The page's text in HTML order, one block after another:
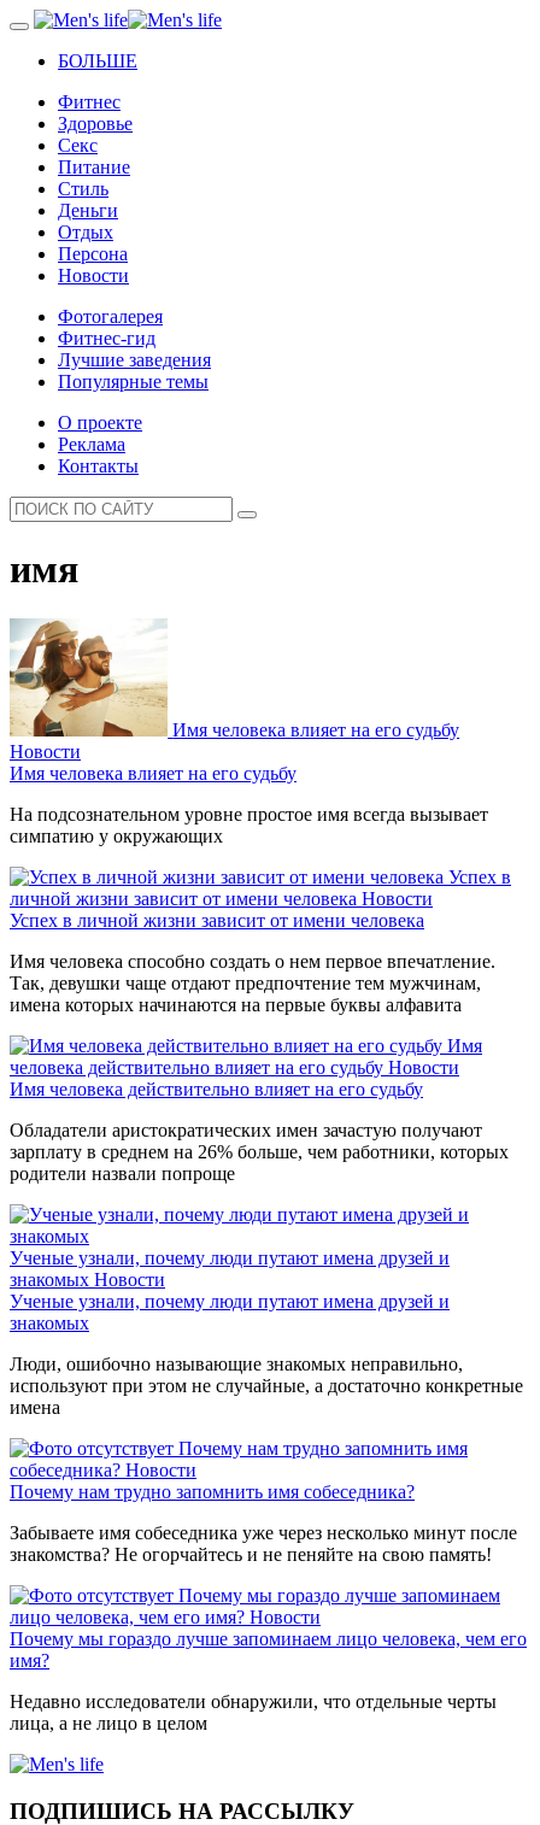
БОЛЬШЕ
Фитнес
Здоровье
Секс
Питание
Стиль
Деньги
Отдых
Персона
Новости
Фотогалерея
Фитнес-гид
Лучшие заведения
Популярные темы
О проекте
Реклама
Контакты
имя
Имя человека влияет на его судьбу
Новости
Имя человека влияет на его судьбу
На подсознательном уровне простое имя всегда вызывает
симпатию у окружающих
Успех в
личной жизни зависит от имени человека Новости
Успех в личной жизни зависит от имени человека
Имя человека способно создать о нем первое впечатление.
Так, девушки чаще отдают предпочтение тем мужчинам,
имена которых начинаются на первые буквы алфавита
Имя
человека действительно влияет на его судьбу Новости
Имя человека действительно влияет на его судьбу
Обладатели аристократических имен зачастую получают
зарплату в среднем на 26% больше, чем работники, которых
родители назвали попроще
Ученые узнали, почему люди путают имена друзей и
знакомых Новости
Ученые узнали, почему люди путают имена друзей и
знакомых
Люди, ошибочно называющие знакомых неправильно,
используют при этом не случайные, а достаточно конкретные
имена
Почему нам трудно запомнить имя
собеседника? Новости
Почему нам трудно запомнить имя собеседника?
Забываете имя собеседника уже через несколько минут после
знакомства? Не огорчайтесь и не пеняйте на свою память!
Почему мы гораздо лучше запоминаем
лицо человека, чем его имя? Новости
Почему мы гораздо лучше запоминаем лицо человека, чем его
имя?
Недавно исследователи обнаружили, что отдельные черты
лица, а не лицо в целом
ПОДПИШИСЬ НА РАССЫЛКУ